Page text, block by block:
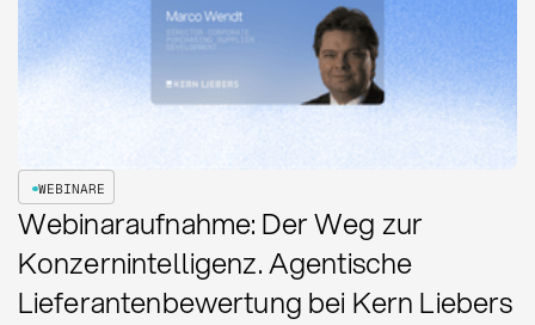
WEBINARE
Webinaraufnahme: Der Weg zur
Konzernintelligenz. Agentische
Lieferantenbewertung bei Kern Liebers